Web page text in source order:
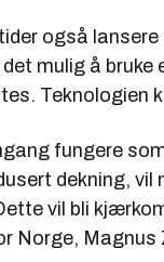
også
mulig å
Teknologien
fungere
dekning, vil
vil bli
Norge,